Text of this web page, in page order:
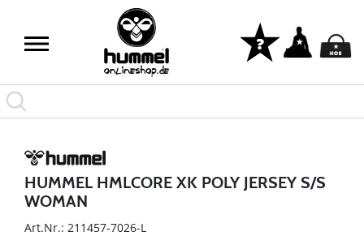
HUMMEL HMLCORE XK POLY JERSEY S/S
WOMAN
Art.Nr.: 211457-7026-L